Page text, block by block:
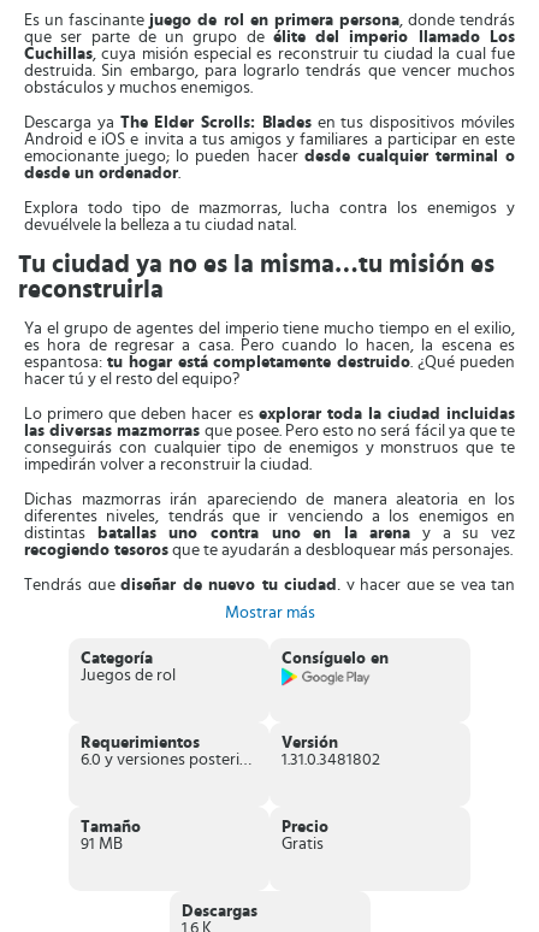
Es un fascinante juego de rol en primera persona, donde tendrás
que ser parte de un grupo de élite del imperio llamado Los
Cuchillas, cuya misión especial es reconstruir tu ciudad la cual fue
destruida. Sin embargo, para lograrlo tendrás que vencer muchos
obstáculos y muchos enemigos.
Descarga ya The Elder Scrolls: Bladesen tus dispositivos móviles
Android e iOS e invita a tus amigos y familiares a participar en este
emocionante juego; lo pueden hacer desde cualquier terminal o
desde un ordenador.
Explora todo tipo de mazmorras, lucha contra los enemigos y
devuélvele la belleza a tu ciudad natal.
Tu ciudad ya no es la misma…tu misión es
reconstruirla
Ya el grupo de agentes del imperio tiene mucho tiempo en el exilio,
es hora de regresar a casa. Pero cuando lo hacen, la escena es
espantosa: tu hogar está completamente destruido. ¿Qué pueden
hacer tú y el resto del equipo?
Lo primero que deben hacer es explorar toda la ciudad incluidas
las diversas mazmorras que posee. Pero esto no será fácil ya que te
conseguirás con cualquier tipo de enemigos y monstruos que te
impedirán volver a reconstruir la ciudad.
Dichas mazmorras irán apareciendo de manera aleatoria en los
diferentes niveles, tendrás que ir venciendo a los enemigos en
distintas
batallas uno contra uno en la arena y a su vez
recogiendo tesoros que te ayudarán a desbloquear más personajes.
Tendrás que diseñar de nuevo tu ciudad , y hacer que se vea tan
bella como antes, tienes la posibilidad de construir todo tipo de
edificios y muchas otras estructuras, tanta como desees.
También puedes
crear varios personajes con diferentes
habilidades y poderes
; además tienes la oportunidad de dotarlo
con armas potentes, armaduras impenetrables (escudos de acero,
tus rivales.
Adicionalmente, puedes
Reconstruir tu ciudad no es tarea fácil, pero con los esfuerzos de
Características sobresalientes de The Elder
Mostrar más
Categoría
Juegos de rol
Consíguelo en
Requerimientos
6.0 y versiones posteriores
Versión
1.31.0.3481802
Tamaño
91 MB
Precio
Gratis
Descargas
1.6 K